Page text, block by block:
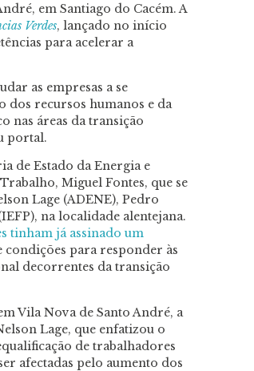
em Santiago do Cacém. A
Verdes, lançado no início
para acelerar a
as empresas a se
dos recursos humanos e da
nas áreas da transição
portal.
de Estado da Energia e
Miguel Fontes, que se
Lage (ADENE), Pedro
na localidade alentejana.
tinham já assinado um
condições para responder às
decorrentes da transição
Vila Nova de Santo André, a
Lage, que enfatizou o
de trabalhadores
afectadas pelo aumento dos